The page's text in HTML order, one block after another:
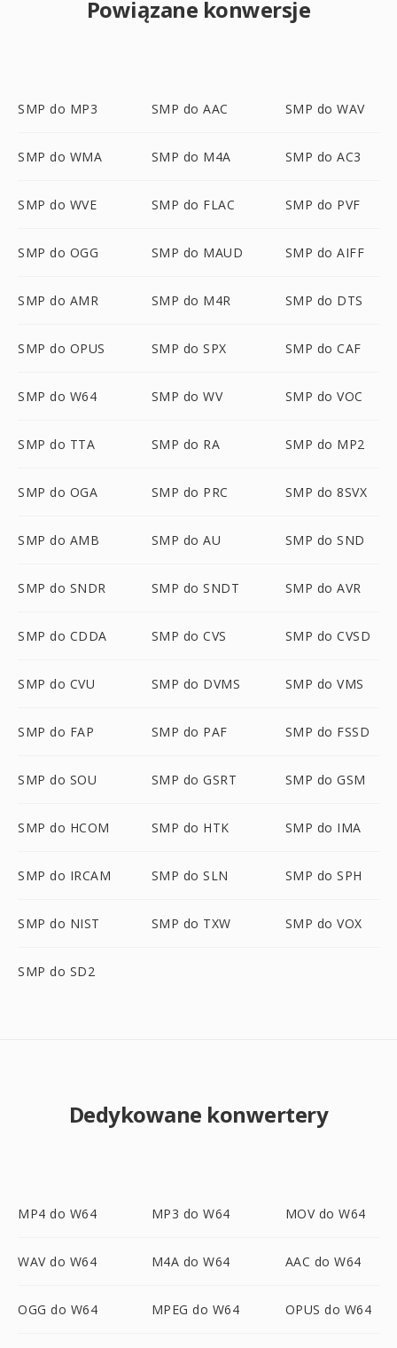
Powiązane konwersje
SMP do MP3 SMP do AAC SMP do WAV
SMP do WMA SMP do M4A SMP do AC3
SMP do WVE SMP do FLAC SMP do PVF
SMP do OGG SMP do MAUD SMP do AIFF
SMP do AMR SMP do M4R SMP do DTS
SMP do OPUS SMP do SPX SMP do CAF
SMP do W64 SMP do WV SMP do VOC
SMP do TTA SMP do RA SMP do MP2
SMP do OGA SMP do PRC SMP do 8SVX
SMP do AMB SMP do AU SMP do SND
SMP do SNDR SMP do SNDT SMP do AVR
SMP do CDDA SMP do CVS SMP do CVSD
SMP do CVU SMP do DVMS SMP do VMS
SMP do FAP SMP do PAF SMP do FSSD
SMP do SOU SMP do GSRT SMP do GSM
SMP do HCOM SMP do HTK SMP do IMA
SMP do IRCAM SMP do SLN SMP do SPH
SMP do NIST SMP do TXW SMP do VOX
SMP do SD2
Dedykowane konwertery
MP4 do W64 MP3 do W64 MOV do W64
WAV do W64 M4A do W64 AAC do W64
OGG do W64 MPEG do W64 OPUS do W64